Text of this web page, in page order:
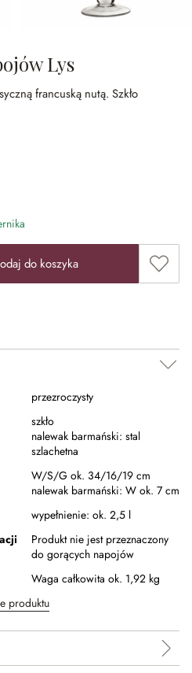
Lys
francuską nutą. Szkło
żądaną wartość lub użyj
do koszyka Dodaj
przezroczysty
szkło
nalewak barmański: stal
szlachetna
W/S/G ok. 34/16/19 cm
nalewak barmański: W ok. 7 cm
wypełnienie: ok. 2,5 l
Produkt nie jest przeznaczony
do gorących napojów
Waga całkowita ok. 1,92 kg
produktu